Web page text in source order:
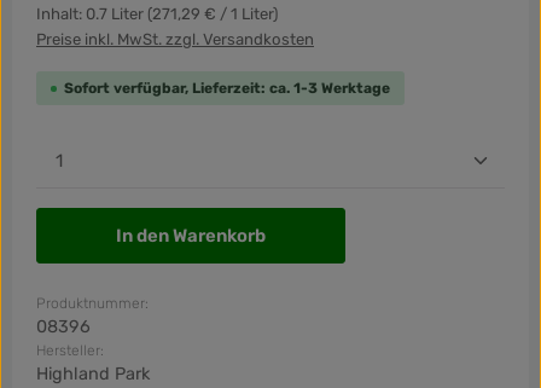
Inhalt: 0.7 Liter (271,29 € / 1 Liter)
Preise inkl. MwSt. zzgl. Versandkosten
Sofort verfügbar, Lieferzeit: ca. 1-3 Werktage
Produkt Anzahl: Gib den gewünschten Wert
In den Warenkorb
Produktnummer:
08396
Hersteller:
Highland Park